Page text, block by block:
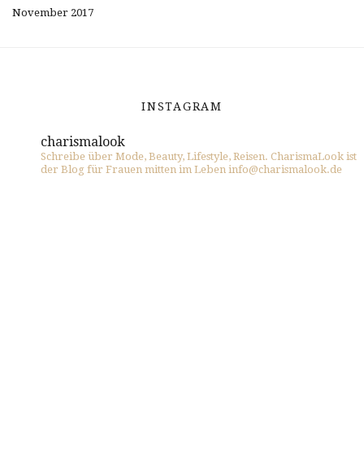
November 2017
INSTAGRAM
charismalook
Schreibe über Mode, Beauty, Lifestyle, Reisen. CharismaLook ist
der Blog für Frauen mitten im Leben info@charismalook.de